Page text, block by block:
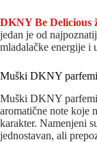
DKNY Be Delicious
jedan je od
mladalačke energije i
Muški DKNY
Muški DKNY parfemi
aromatične note koje
karakter. Namenjeni
jednostavan, ali